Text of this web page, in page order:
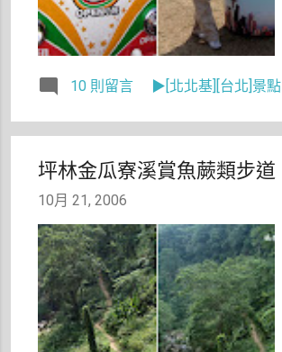
10 則留言 ▶[北北基][台北]景點
坪林金瓜寮溪賞魚蕨類步道
10月 21, 2006